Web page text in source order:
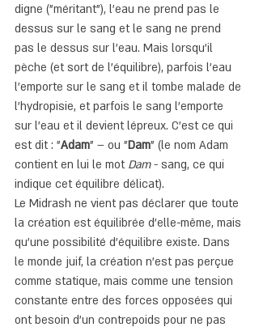
digne ("méritant"), l'eau ne prend pas le
dessus sur le sang et le sang ne prend
pas le dessus sur l'eau. Mais lorsqu'il
pèche (et sort de l'équilibre), parfois l'eau
l'emporte sur le sang et il tombe malade de
l'hydropisie, et parfois le sang l'emporte
sur l'eau et il devient lépreux. C'est ce qui
est dit : "Adam" – ou "Dam" (le nom Adam
contient en lui le mot Dam - sang, ce qui
indique cet équilibre délicat).
Le Midrash ne vient pas déclarer que toute
la création est équilibrée d'elle-même, mais
qu'une possibilité d'équilibre existe. Dans
le monde juif, la création n'est pas perçue
comme statique, mais comme une tension
constante entre des forces opposées qui
ont besoin d'un contrepoids pour ne pas